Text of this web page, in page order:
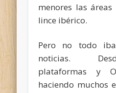
menores las
lince ibérico.
Pero no todo
noticias.
plataformas y
haciendo muchos